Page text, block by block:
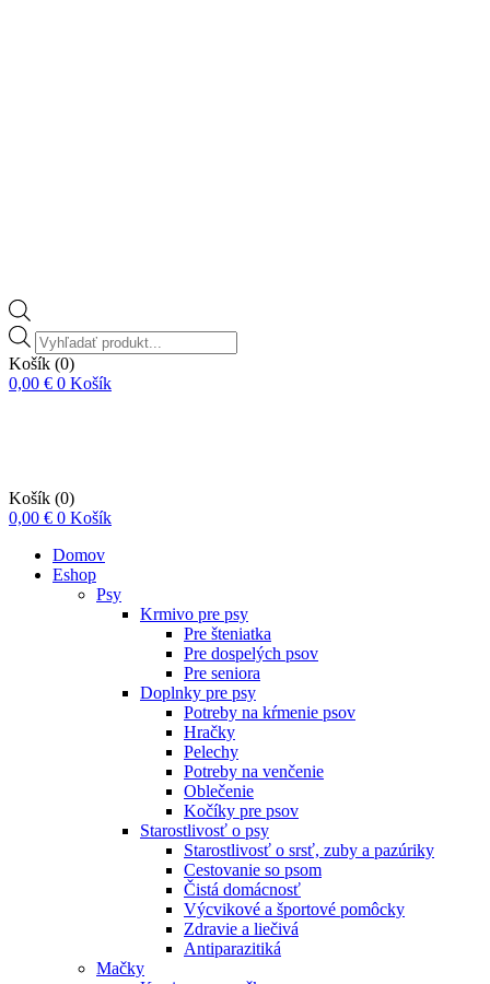
Vyhľadávanie
produktov
Košík (0)
0,00 € 0 Košík
Košík (0)
0,00 € 0 Košík
Domov
Eshop
Psy
Krmivo pre psy
Pre šteniatka
Pre dospelých psov
Pre seniora
Doplnky pre psy
Potreby na kŕmenie psov
Hračky
Pelechy
Potreby na venčenie
Oblečenie
Kočíky pre psov
Starostlivosť o psy
Starostlivosť o srsť, zuby a pazúriky
Cestovanie so psom
Čistá domácnosť
Výcvikové a športové pomôcky
Zdravie a liečivá
Antiparazitiká
Mačky